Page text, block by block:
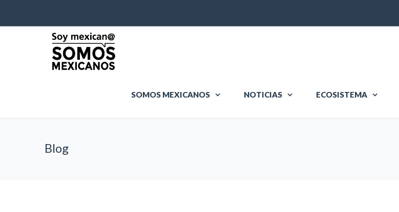
SOMOS MEXICANOS NOTICIAS ECOSISTEMA
Blog